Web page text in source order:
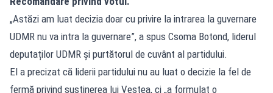
„Astăzi am luat decizia doar cu privire la intrarea la guvernare
UDMR nu va intra la guvernare”, a spus Csoma Botond, liderul
deputaților UDMR și purtătorul de cuvânt al partidului.
El a precizat că liderii partidului nu au luat o decizie la fel de
fermă privind susținerea lui Veștea, ci „a formulat o